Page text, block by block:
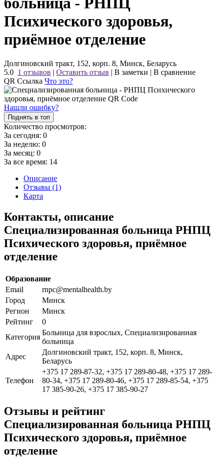
Психического здоровья,
приёмное отделение
Долгиновский тракт, 152, корп. 8, Минск, Беларусь
5.0 1 отзывов | Оставить отзыв | В заметки | В сравнение
QR Ссылка Что это?
Нашли ошибку?
Поднять в топ
Количество просмотров:
За сегодня: 0
За неделю: 0
За месяц: 0
За все время: 14
Описание
Отзывы (1)
Карта
Контакты, описание
Специализированная больница РНПЦ
Психического здоровья, приёмное
отделение
Образование
Email
rnpc@mentalhealth.by
Город
Минск
Регион
Минск
Рейтинг
0
Категория
Больница для взрослых, Специализированная
больница
Адрес
Долгиновский тракт, 152, корп. 8, Минск,
Беларусь
Телефон
+375 17 289-87-32, +375 17 289-80-48, +375 17 289-
80-34, +375 17 289-80-46, +375 17 289-85-54, +375
17 385-90-26, +375 17 385-90-27
Отзывы и рейтинг
Специализированная больница РНПЦ
Психического здоровья, приёмное
отделение